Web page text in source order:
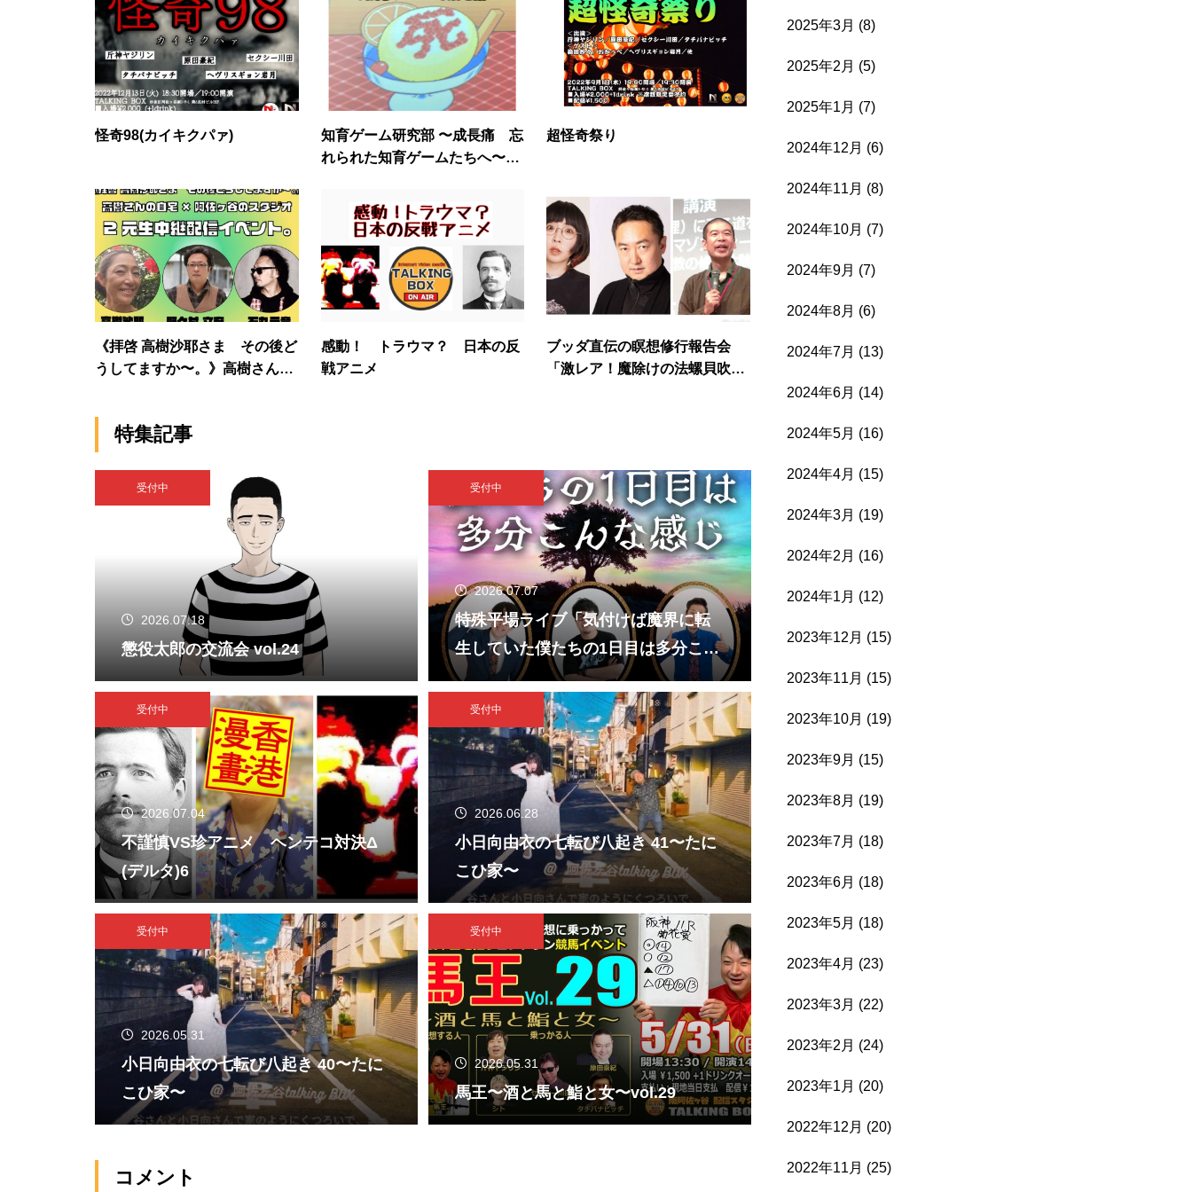
怪奇98(カイキクパァ)
知育ゲーム研究部 〜成長痛 忘
れられた知育ゲームたちへ〜5
超怪奇祭り
《拝啓 高樹沙耶さま その後ど
うしてますか〜。》高樹さんの
感動！ トラウマ？ 日本の反
戦アニメ
ブッダ直伝の瞑想修行報告会
「激レア！魔除けの法螺貝吹奏
特集記事
受付中
2026.07.18
懲役太郎の交流会 vol.24
受付中
2026.07.07
特殊平場ライブ「気付けば魔界に転
生していた僕たちの1日目は多分こん
な感じ」
受付中
2026.07.04
不謹慎VS珍アニメ ヘンテコ対決Δ
(デルタ)6
受付中
2026.06.28
小日向由衣の七転び八起き 41〜たに
こひ家〜
受付中
2026.05.31
小日向由衣の七転び八起き 40〜たに
こひ家〜
受付中
2026.05.31
馬王〜酒と馬と鮨と女〜vol.29
コメント
2025年3月 (8)
2025年2月 (5)
2025年1月 (7)
2024年12月 (6)
2024年11月 (8)
2024年10月 (7)
2024年9月 (7)
2024年8月 (6)
2024年7月 (13)
2024年6月 (14)
2024年5月 (16)
2024年4月 (15)
2024年3月 (19)
2024年2月 (16)
2024年1月 (12)
2023年12月 (15)
2023年11月 (15)
2023年10月 (19)
2023年9月 (15)
2023年8月 (19)
2023年7月 (18)
2023年6月 (18)
2023年5月 (18)
2023年4月 (23)
2023年3月 (22)
2023年2月 (24)
2023年1月 (20)
2022年12月 (20)
2022年11月 (25)